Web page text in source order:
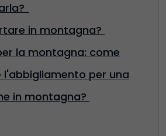
in montagna?
la montagna: come
l'abbigliamento per una
in montagna?